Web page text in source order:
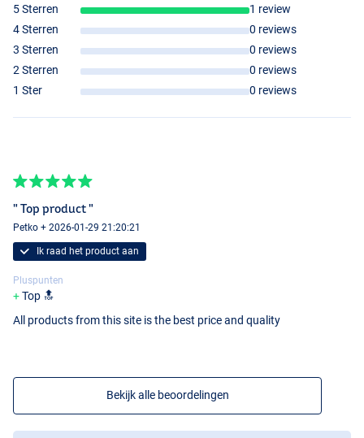
5 Sterren
1 review
4 Sterren
0 reviews
3 Sterren
0 reviews
2 Sterren
0 reviews
1 Ster
0 reviews
" Top product "
Petko + 2026-01-29 21:20:21
Ik raad het product aan
Pluspunten
Top 🔝
All products from this site is the best price and quality
Bekijk alle beoordelingen